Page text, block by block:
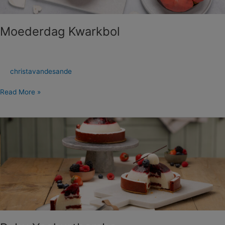
Moederdag Kwarkbol
christavandesande
Read More »
Ruby
Yoghurtbombe